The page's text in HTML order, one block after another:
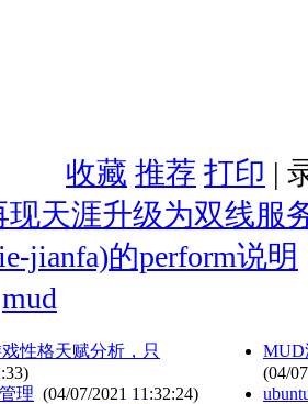
收藏 推荐 打印 |
天涯升级为双线服
jianfa)的perform说明
mud
性格天赋分析，只
理 (04/07/2021 11:32:24)
MUD
(04/